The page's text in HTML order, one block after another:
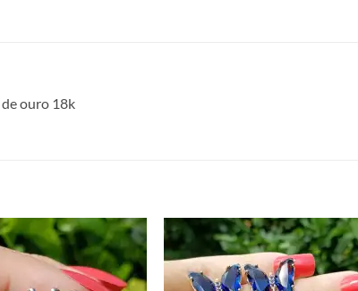
ouro 18k